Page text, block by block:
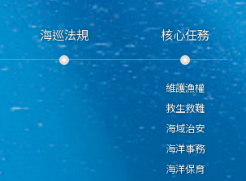
海巡法規 核心任務
維護漁權
救生救難
海域治安
海洋事務
海洋保育